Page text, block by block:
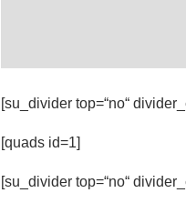
[su_divider top=“no“
[quads id=1]
[su_divider top=“no“